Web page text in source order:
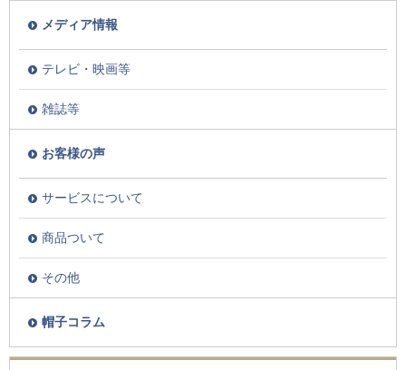
メディア情報
テレビ・映画等
雑誌等
お客様の声
サービスについて
商品ついて
その他
帽子コラム